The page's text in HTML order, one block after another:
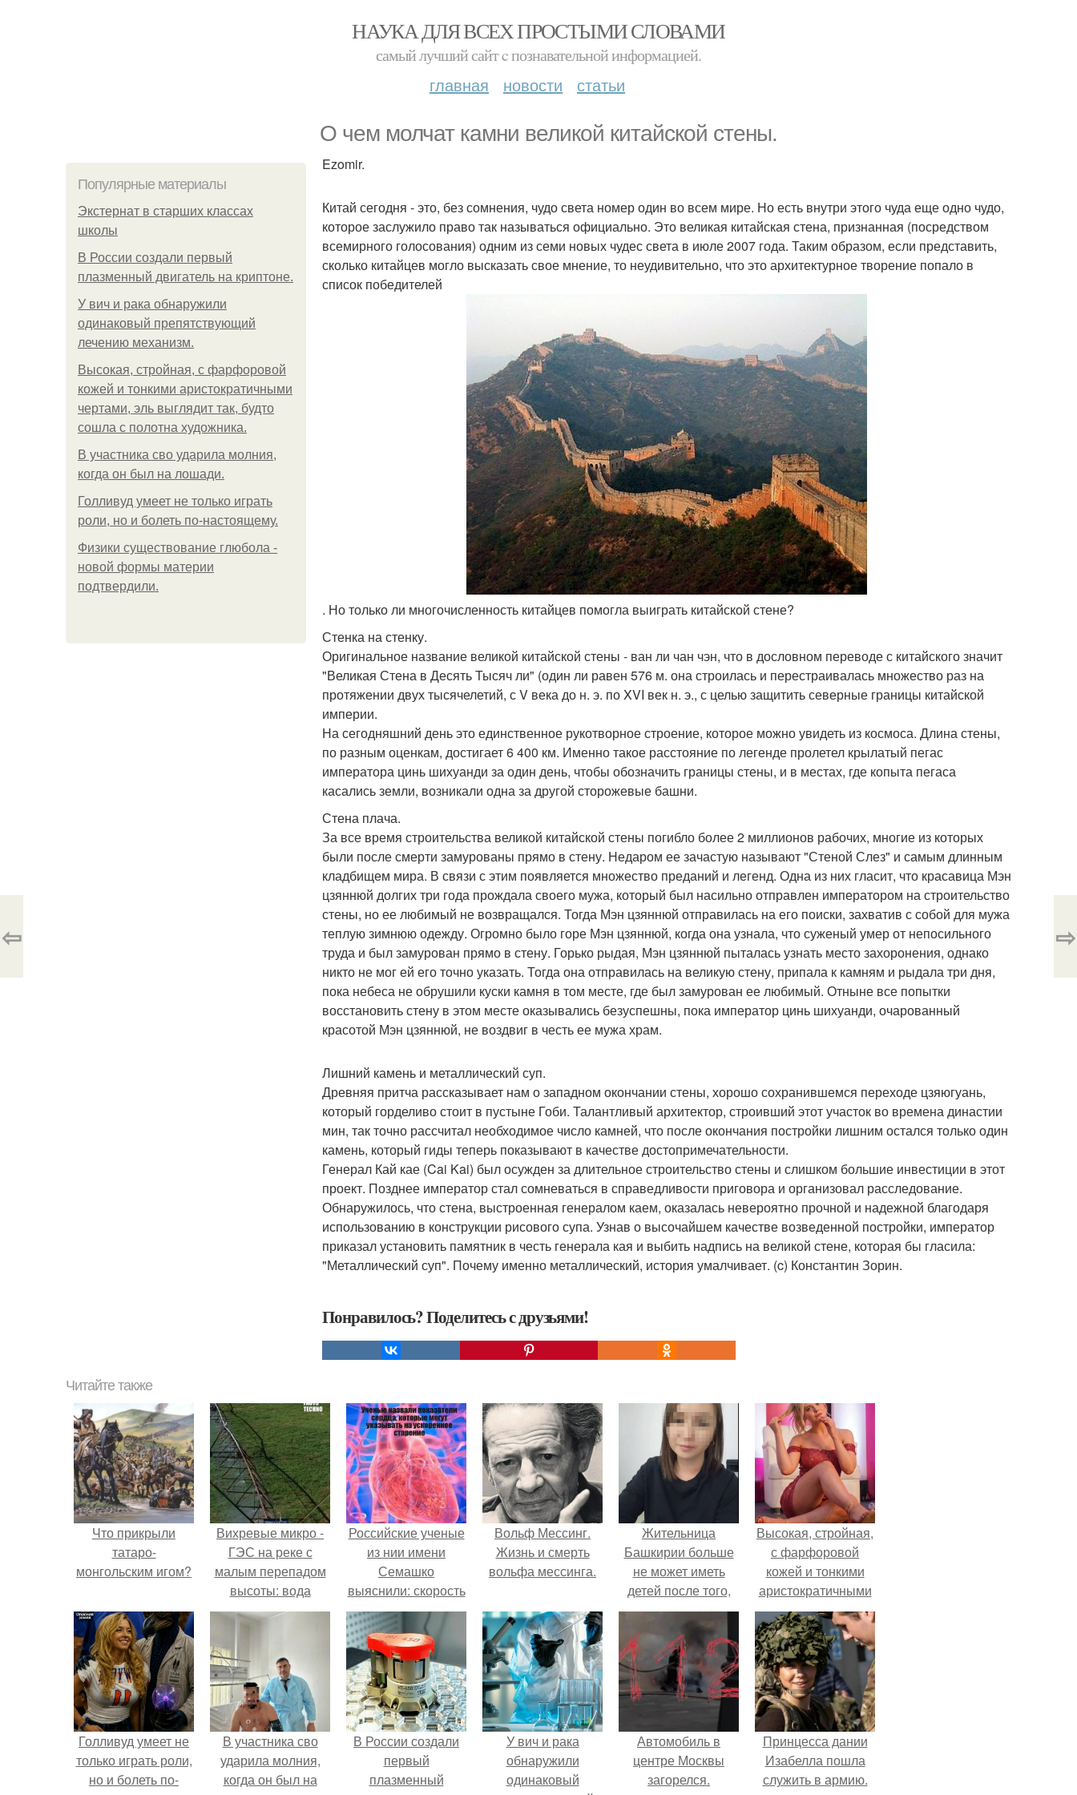
НАУКА ДЛЯ ВСЕХ ПРОСТЫМИ СЛОВАМИ
самый лучший сайт c познавательной информацией.
главная новости статьи
О чем молчат камни великой китайской стены.
Популярные материалы
Экстернат в старших классах
школы
В России создали первый
плазменный двигатель на криптоне.
У вич и рака обнаружили
одинаковый препятствующий
лечению механизм.
Высокая, стройная, с фарфоровой
кожей и тонкими аристократичными
чертами, эль выглядит так, будто
сошла с полотна художника.
В участника сво ударила молния,
когда он был на лошади.
Голливуд умеет не только играть
роли, но и болеть по-настоящему.
Физики существование глюбола -
новой формы материи
подтвердили.
Ezomir.
Китай сегодня - это, без сомнения, чудо света номер один во всем мире. Но есть внутри этого чуда еще одно чудо,
которое заслужило право так называться официально. Это великая китайская стена, признанная (посредством
всемирного голосования) одним из семи новых чудес света в июле 2007 года. Таким образом, если представить,
сколько китайцев могло высказать свое мнение, то неудивительно, что это архитектурное творение попало в
список победителей
. Но только ли многочисленность китайцев помогла выиграть китайской стене?
Стенка на стенку.
Оригинальное название великой китайской стены - ван ли чан чэн, что в дословном переводе с китайского значит
"Великая Стена в Десять Тысяч ли" (один ли равен 576 м. она строилась и перестраивалась множество раз на
протяжении двух тысячелетий, с V века до н. э. по XVI век н. э., с целью защитить северные границы китайской
империи.
На сегодняшний день это единственное рукотворное строение, которое можно увидеть из космоса. Длина стены,
по разным оценкам, достигает 6 400 км. Именно такое расстояние по легенде пролетел крылатый пегас
императора цинь шихуанди за один день, чтобы обозначить границы стены, и в местах, где копыта пегаса
касались земли, возникали одна за другой сторожевые башни.
Стена плача.
За все время строительства великой китайской стены погибло более 2 миллионов рабочих, многие из которых
были после смерти замурованы прямо в стену. Недаром ее зачастую называют "Стеной Слез" и самым длинным
кладбищем мира. В связи с этим появляется множество преданий и легенд. Одна из них гласит, что красавица Мэн
цзяннюй долгих три года прождала своего мужа, который был насильно отправлен императором на строительство
стены, но ее любимый не возвращался. Тогда Мэн цзяннюй отправилась на его поиски, захватив с собой для мужа
теплую зимнюю одежду. Огромно было горе Мэн цзяннюй, когда она узнала, что суженый умер от непосильного
труда и был замурован прямо в стену. Горько рыдая, Мэн цзяннюй пыталась узнать место захоронения, однако
никто не мог ей его точно указать. Тогда она отправилась на великую стену, припала к камням и рыдала три дня,
пока небеса не обрушили куски камня в том месте, где был замурован ее любимый. Отныне все попытки
восстановить стену в этом месте оказывались безуспешны, пока император цинь шихуанди, очарованный
красотой Мэн цзяннюй, не воздвиг в честь ее мужа храм.
Лишний камень и металлический суп.
Древняя притча рассказывает нам о западном окончании стены, хорошо сохранившемся переходе цзяюгуань,
который горделиво стоит в пустыне Гоби. Талантливый архитектор, строивший этот участок во времена династии
мин, так точно рассчитал необходимое число камней, что после окончания постройки лишним остался только один
камень, который гиды теперь показывают в качестве достопримечательности.
Генерал Кай кае (Cai Kai) был осужден за длительное строительство стены и слишком большие инвестиции в этот
проект. Позднее император стал сомневаться в справедливости приговора и организовал расследование.
Обнаружилось, что стена, выстроенная генералом каем, оказалась невероятно прочной и надежной благодаря
использованию в конструкции рисового супа. Узнав о высочайшем качестве возведенной постройки, император
приказал установить памятник в честь генерала кая и выбить надпись на великой стене, которая бы гласила:
"Металлический суп". Почему именно металлический, история умалчивает. (c) Константин Зорин.
Понравилось? Поделитесь с друзьями!
⇦ ⇨
Читайте также
Что прикрыли
татаро-
монгольским игом?
Вихревые микро -
ГЭС на реке с
малым перепадом
высоты: вода
закручивается в
бетонной камере и
вертикальную
турбину.
Российские ученые
из нии имени
Семашко
выяснили: скорость
старения напрямую
зависит от
состояния сосудов
и работы сердца.
Вольф Мессинг.
Жизнь и смерть
вольфа мессинга.
Жительница
Башкирии больше
не может иметь
детей после того,
как медики сделали
ей аборт на шестом
месяце
беременности и
оставили в матке
плаценту.
Высокая, стройная,
с фарфоровой
кожей и тонкими
аристократичными
чертами, эль
выглядит так, будто
сошла с полотна
художника.
Голливуд умеет не
только играть роли,
но и болеть по-
В участника сво
ударила молния,
когда он был на
В России создали
первый
плазменный
У вич и рака
обнаружили
одинаковый
Автомобиль в
центре Москвы
загорелся.
Принцесса дании
Изабелла пошла
служить в армию.